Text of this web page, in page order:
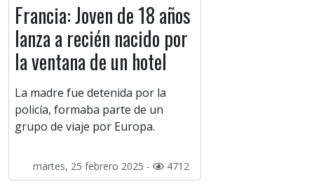
Francia: Joven de 18 años
lanza a recién nacido por
la ventana de un hotel
La madre fue detenida por la
policía, formaba parte de un
grupo de viaje por Europa.
martes, 25 febrero 2025 - 4712